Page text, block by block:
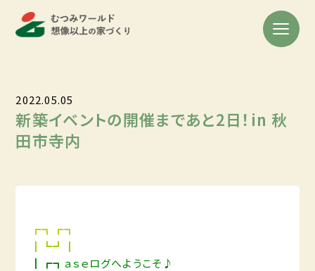
2022.05.05
新築イベントの開催まであと2日！in 秋
田市寺内
┏┓┏┓
┃┗┛┃
┃┏┓ａｓｅログへようこそ♪